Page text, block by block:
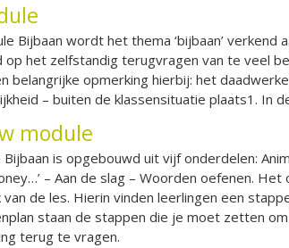
Bijbaan wordt het thema ‘bijbaan’
het zelfstandig terugvragen van te veel
belangrijke opmerking hierbij: het
– buiten de klassensituatie plaats1.
module
is opgebouwd uit vijf onderdelen:
– Aan de slag – Woorden oefenen.
de les. Hierin vinden leerlingen een
staan de stappen die je moet zetten
terug te vragen.